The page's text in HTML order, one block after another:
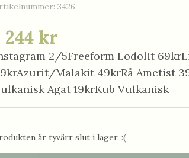
3426
244 kr
2/5Freeform Lodolit
Malakit 49krRå Ametist
Agat 19krKub Vulkanisk
är tyvärr slut i lager. :(